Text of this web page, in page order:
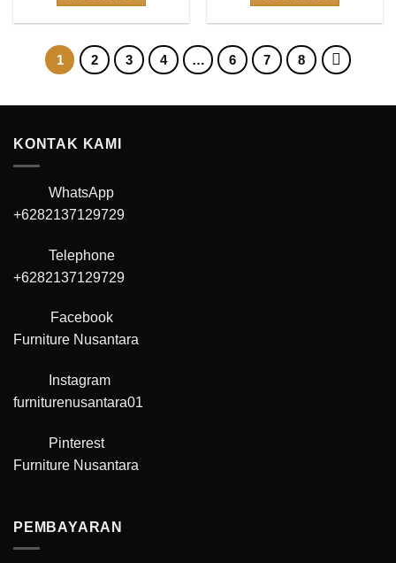
1 2 3 4 … 6 7 8
KONTAK KAMI
WhatsApp
+6282137129729
Telephone
+6282137129729
Facebook
Furniture Nusantara
Instagram
furniturenusantara01
Pinterest
Furniture Nusantara
PEMBAYARAN